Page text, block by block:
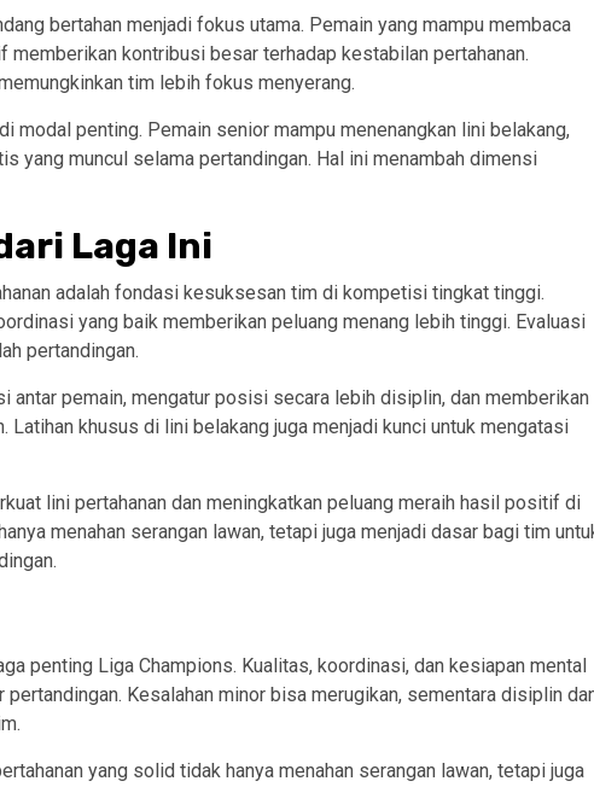
bertahan menjadi fokus utama. Pemain yang mampu membaca
kontribusi besar terhadap kestabilan pertahanan.
tim lebih fokus menyerang.
modal penting. Pemain senior mampu menenangkan lini belakang,
yang muncul selama pertandingan. Hal ini menambah dimensi
Laga Ini
adalah fondasi kesuksesan tim di kompetisi tingkat tinggi.
yang baik memberikan peluang menang lebih tinggi. Evaluasi
pertandingan.
antar pemain, mengatur posisi secara lebih disiplin, dan memberikan
Latihan khusus di lini belakang juga menjadi kunci untuk mengatasi
lini pertahanan dan meningkatkan peluang meraih hasil positif di
menahan serangan lawan, tetapi juga menjadi dasar bagi tim
penting Liga Champions. Kualitas, koordinasi, dan kesiapan mental
Kesalahan minor bisa merugikan, sementara disiplin
yang solid tidak hanya menahan serangan lawan, tetapi juga